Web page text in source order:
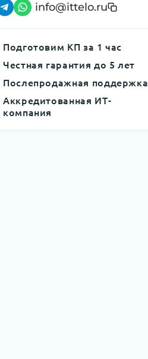
info@ittelo.ru
Подготовим КП за 1 час
Честная гарантия до 5 лет
Послепродажная поддержка
Аккредитованная ИТ-
компания